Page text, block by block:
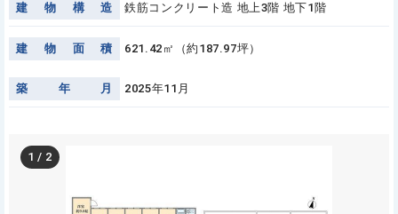
建 物 構 造 鉄筋コンクリート造 地上3階 地下1階
建 物 面 積 621.42㎡（約187.97坪）
築 年 月 2025年11月
1 / 2